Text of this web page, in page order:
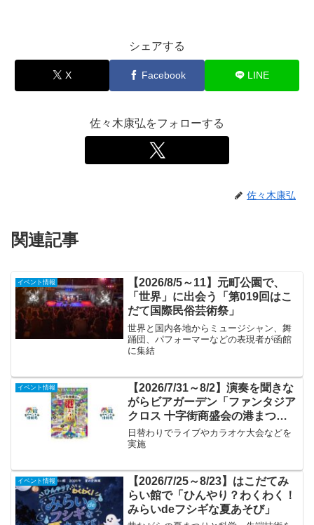
シェアする
X Facebook LINE
佐々木康弘をフォローする
佐々木康弘
関連記事
イベント情報
【2026/8/5～11】元町公園で、
「世界」に出会う「第019回はこ
だて国際民俗芸術祭」
世界と国内各地からミュージシャン、舞
踊団、パフォーマーなどの表現者が函館
に集結
イベント情報
【2026/7/31～8/2】演奏を聞きな
がらビアガーデン「ファンタジア
クロス 十字街商盛会の港まつ
り」
日替わりでライブやカラオケ大会などを
実施
イベント情報
【2026/7/25～8/23】はこだてみ
らい館で「ひんやり？わくわく！
みらいdeフシギな夏あそび」